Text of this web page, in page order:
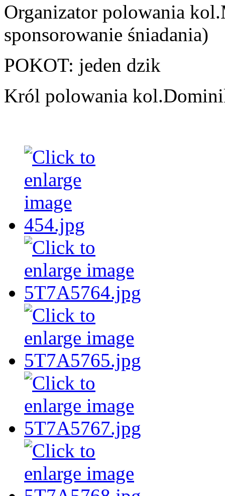
Organizator polowania
sponsorowanie śniadania)
POKOT: jeden dzik
Król polowania